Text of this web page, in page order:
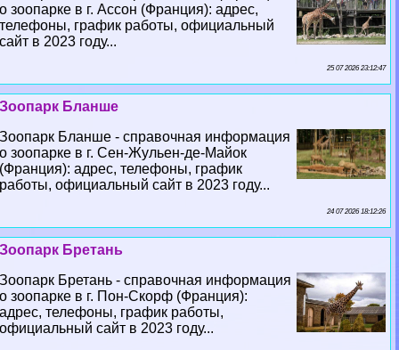
о зоопарке в г. Ассон (Франция): адрес,
телефоны, график работы, официальный
сайт в 2023 году...
25 07 2026 23:12:47
Зоопарк Бланше
Зоопарк Бланше - справочная информация
о зоопарке в г. Сен-Жульен-де-Майок
(Франция): адрес, телефоны, график
работы, официальный сайт в 2023 году...
24 07 2026 18:12:26
Зоопарк Бретань
Зоопарк Бретань - справочная информация
о зоопарке в г. Пон-Скорф (Франция):
адрес, телефоны, график работы,
официальный сайт в 2023 году...